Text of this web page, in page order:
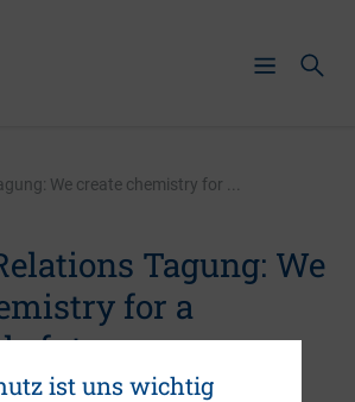
We create chemistry for ...
Tagung: We
for a
future
ist uns wichtig